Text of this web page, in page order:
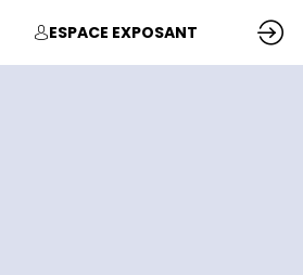
ESPACE EXPOSANT